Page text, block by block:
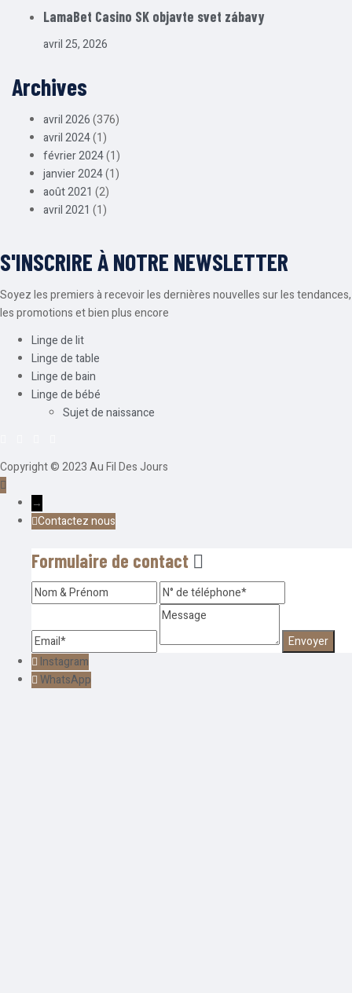
LamaBet Casino SK objavte svet zábavy
avril 25, 2026
Archives
avril 2026(376)
avril 2024(1)
février 2024(1)
janvier 2024(1)
août 2021 (2)
avril 2021 (1)
S'INSCRIRE À NOTRE NEWSLETTER
Soyez les premiers à recevoir les dernières nouvelles sur les tendances,
les promotions et bien plus encore
Linge de lit
Linge de table
Linge de bain
Linge de bébé
Sujet de naissance
Copyright © 2023 Au Fil Des Jours
→
Contactez nous
Formulaire de contact
Instagram
WhatsApp